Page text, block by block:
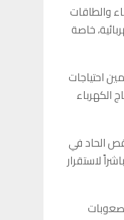
والطاقات
خاصة
احتياجات
الكهرباء
الحاد في
لاستقرار